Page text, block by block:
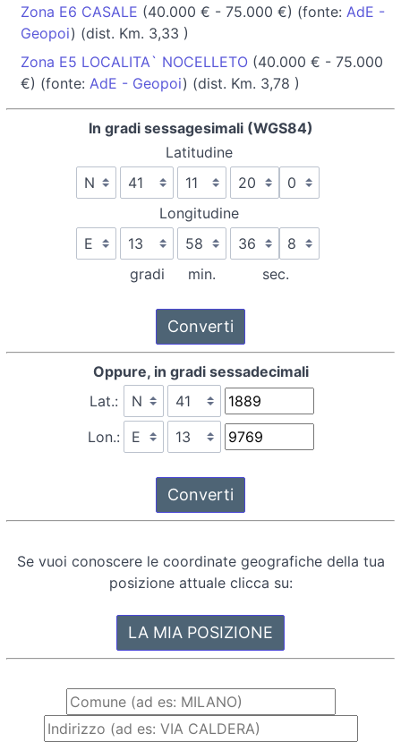
Zona E6 CASALE (40.000 € - 75.000 €) (fonte: AdE -
Geopoi) (dist. Km. 3,33 )
Zona E5 LOCALITA` NOCELLETO (40.000 € - 75.000
€) (fonte: AdE - Geopoi) (dist. Km. 3,78 )
In gradi sessagesimali (WGS84)
Latitudine
Longitudine
gradi min. sec.
Oppure, in gradi sessadecimali
Lat.:
Lon.:
Se vuoi conoscere le coordinate geografiche della tua
posizione attuale clicca su: